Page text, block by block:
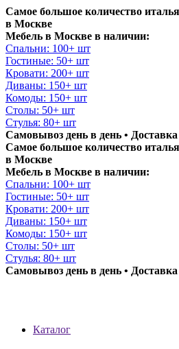
Самое большое количество
в Москве
Мебель в Москве в наличии:
Спальни: 100+ шт
Гостиные: 50+ шт
Кровати: 200+ шт
Диваны: 150+ шт
Комоды: 150+ шт
Столы: 50+ шт
Стулья: 80+ шт
Самовывоз день в день • Доставка
Самое большое количество
в Москве
Мебель в Москве в наличии:
Спальни: 100+ шт
Гостиные: 50+ шт
Кровати: 200+ шт
Диваны: 150+ шт
Комоды: 150+ шт
Столы: 50+ шт
Стулья: 80+ шт
Самовывоз день в день • Доставка
Каталог